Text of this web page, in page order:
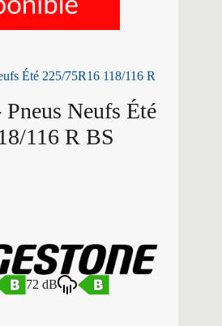
Été 225/75R16 118/116 R
Neufs Été
116 R BS
72 dB